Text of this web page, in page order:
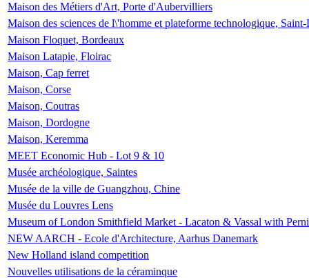
Maison des Métiers d'Art, Porte d'Aubervilliers
Maison des sciences de l\'homme et plateforme technologique,
Maison Floquet, Bordeaux
Maison Latapie, Floirac
Maison, Cap ferret
Maison, Corse
Maison, Coutras
Maison, Dordogne
Maison, Keremma
MEET Economic Hub - Lot 9 & 10
Musée archéologique, Saintes
Musée de la ville de Guangzhou, Chine
Musée du Louvres Lens
Museum of London Smithfield Market - Lacaton & Vassal with
NEW AARCH - Ecole d'Architecture, Aarhus Danemark
New Holland island competition
Nouvelles utilisations de la céraminque